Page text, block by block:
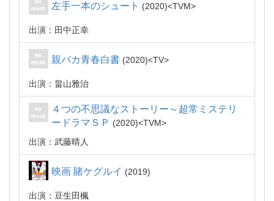
左手一本のシュート 2020 TVM
出演：田中正幸
親バカ青春白書 2020 TV
出演：畠山雅治
４つの不思議なストーリー～超常ミステリ
ードラマＳＰ
2020
TVM
出演：武藤晴人
映画 賭ケグルイ 2019
出演：豆生田楓